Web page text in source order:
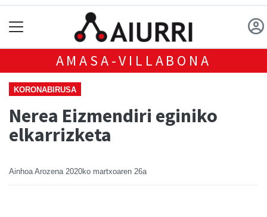
AMASA-VILLABONA
KORONABIRUSA
Nerea Eizmendiri eginiko
elkarrizketa
Ainhoa Arozena 2020ko martxoaren 26a